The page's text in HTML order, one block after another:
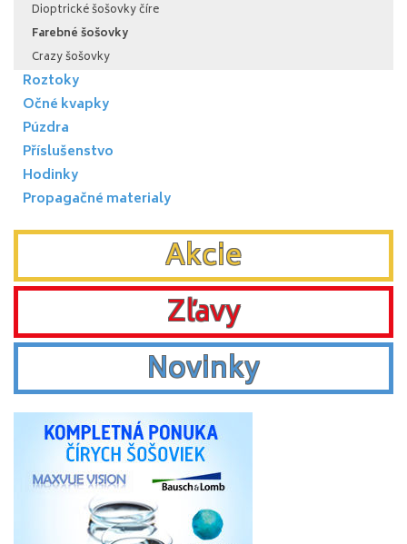
Dioptrické šošovky číre
Farebné šošovky
Crazy šošovky
Roztoky
Očné kvapky
Púzdra
Příslušenstvo
Hodinky
Propagačné materialy
Akcie
Zľavy
Novinky